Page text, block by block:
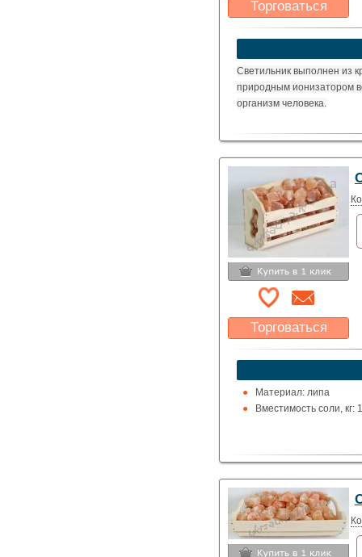
Торговаться
Какая цена Вас
устроит?
Светильник выполнен из
природным ионизатором
организм человека.
Торговаться
Какая цена Вас
устроит?
Указать цену
Материал: липа
Вместимость соли, кг: